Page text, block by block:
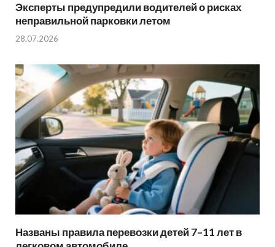
Эксперты предупредили водителей о рисках
неправильной парковки летом
28.07.2026
Названы правила перевозки детей 7–11 лет в